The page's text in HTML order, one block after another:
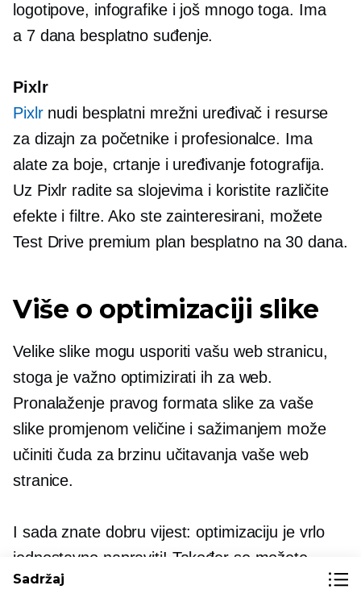
logotipove, infografike i još mnogo toga. Ima
a 7 dana besplatno suđenje.
Pixlr
Pixlrnudi besplatni mrežni uređivač i resurse
za dizajn za početnike i profesionalce. Ima
alate za boje, crtanje i uređivanje fotografija.
Uz Pixlr radite sa slojevima i koristite različite
efekte i filtre. Ako ste zainteresirani, možete
Test Drive premium plan besplatno na 30 dana.
Više o optimizaciji slike
Velike slike mogu usporiti vašu web stranicu,
stoga je važno optimizirati ih za web.
Pronalaženje pravog formata slike za vaše
slike promjenom veličine i sažimanjem može
učiniti čuda za brzinu učitavanja vaše web
stranice.
I sada znate dobru vijest: optimizaciju je vrlo
jednostavno napraviti! Također se možete
vratiti i referirati na ovaj članak kad god vam
Sadržaj